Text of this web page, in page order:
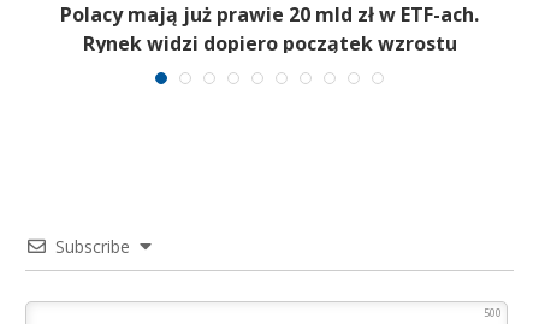
Polacy mają już prawie 20 mld zł w ETF-ach.
Rynek widzi dopiero początek wzrostu
Subscribe
500